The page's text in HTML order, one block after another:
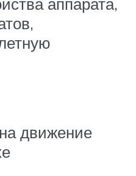
движение